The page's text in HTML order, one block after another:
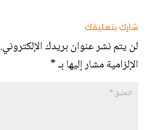
شارك بتعليقك
لن يتم نشر عنوان بريدك الإلكتروني.
الإلزامية مشار إليها بـ*